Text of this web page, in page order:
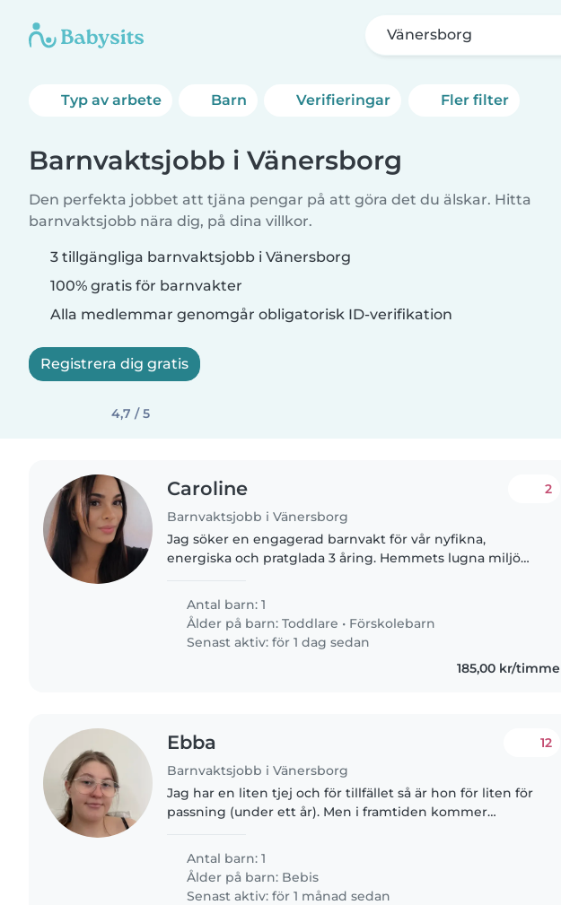
Vänersborg
Typ av arbete Barn Verifieringar Fler filter
Barnvaktsjobb i Vänersborg
Den perfekta jobbet att tjäna pengar på att göra det du älskar. Hitta
barnvaktsjobb nära dig, på dina villkor.
3 tillgängliga barnvaktsjobb i Vänersborg
100% gratis för barnvakter
Alla medlemmar genomgår obligatorisk ID-verifikation
Registrera dig gratis
4,7 / 5
Caroline
Barnvaktsjobb i Vänersborg
2
Jag söker en engagerad barnvakt för vår nyfikna,
energiska och pratglada 3 åring. Hemmets lugna miljö
,kreativ,lekfull och är pedagogisk...
Antal barn: 1
Ålder på barn:Toddlare • Förskolebarn
Senast aktiv: för 1 dag sedan
185,00 kr/timme
Ebba
Barnvaktsjobb i Vänersborg
12
Jag har en liten tjej och för tillfället så är hon för liten för
passning (under ett år). Men i framtiden kommer
Antal barn: 1
Ålder på barn: Bebis
Senast aktiv: för 1 månad sedan